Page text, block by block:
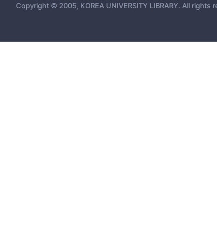
Copyright © 2005, KOREA UNIVERSITY LIBRARY. All rights